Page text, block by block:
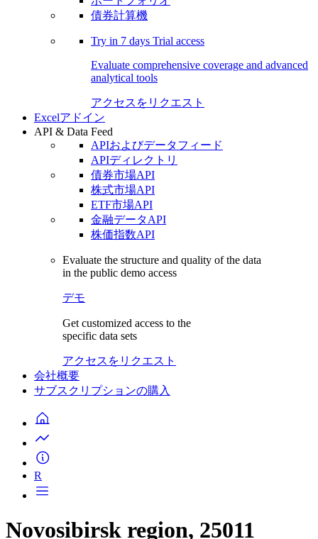
債券計算機
Try in 7 days Trial access
Evaluate comprehensive coverage and advanced
analytical tools
アクセスをリクエスト
Excelアドイン
API & Data Feed
APIおよびデータフィード
APIディレクトリ
債券市場API
株式市場API
ETF市場API
金融データAPI
株価指数API
Evaluate the structure and quality of the data
in the public demo access
デモ
Get customized access to the
specific data sets
アクセスをリクエスト
会社概要
サブスクリプションの購入
R
Novosibirsk region, 25011